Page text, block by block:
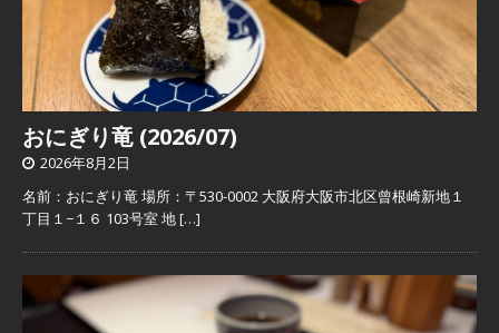
おにぎり竜 (2026/07)
2026年8月2日
名前：おにぎり竜 場所：〒530-0002 大阪府大阪市北区曾根崎新地１
丁目１−１６ 103号室 地[…]